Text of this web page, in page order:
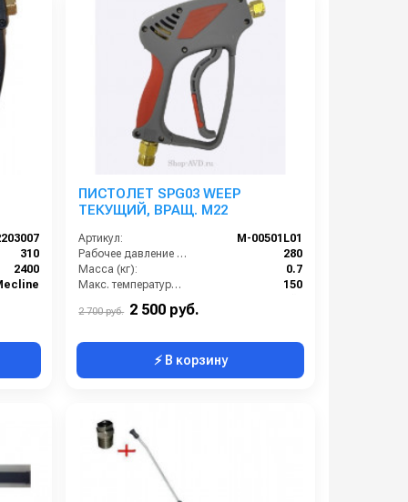
310
2400
ПИСТОЛЕТ SРG03 WEEP
ТЕКУЩИЙ, ВРАЩ. M22
Артикул:
M-00501L01
Рабочее давление (бар):
280
Масса (кг):
0.7
Макс. температура воды на входе (°C):
150
2 700 руб. 2 500 руб.
⚡ В корзину